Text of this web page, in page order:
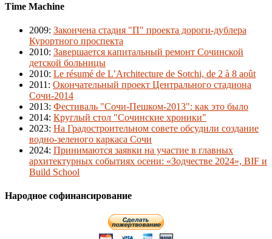
Time Machine
2009: Закончена стадия "П" проекта дороги-дублера
Курортного проспекта
2010: Завершается капитальный ремонт Сочинской
детской больницы
2010: Le résumé de L’Architecture de Sotchi, de 2 à 8 août
2011 : Окончательный проект Центрального стадиона
Сочи-2014
2013: Фестиваль "Сочи-Пешком-2013": как это было
2014: Круглый стол "Сочинские хроники"
2023: На Градостроительном совете обсудили создание
водно-зеленого каркаса Сочи
2024: Принимаются заявки на участие в главных
архитектурных событиях осени: «Зодчестве 2024», BIF и
Build School
Народное софинансирование